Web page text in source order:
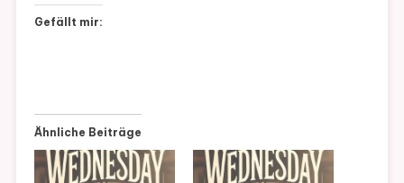
Gefällt mir:
Ähnliche Beiträge